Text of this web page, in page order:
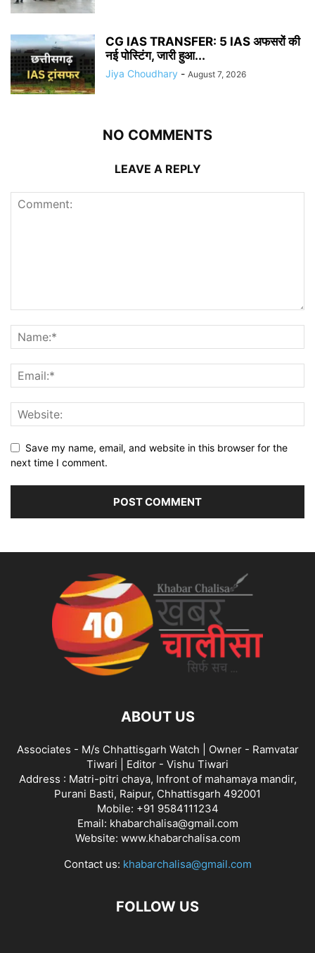
CG IAS TRANSFER: 5 IAS अफसरों की
नई पोस्टिंग, जारी हुआ...
Jiya Choudhary - August 7, 2026
NO COMMENTS
LEAVE A REPLY
Save my name, email, and website in this browser for the
next time I comment.
ABOUT US
Associates - M/s Chhattisgarh Watch | Owner - Ramvatar
Tiwari | Editor - Vishu Tiwari
Address : Matri-pitri chaya, Infront of mahamaya mandir,
Purani Basti, Raipur, Chhattisgarh 492001
Mobile: +91 9584111234
Email: khabarchalisa@gmail.com
Website: www.khabarchalisa.com
Contact us: khabarchalisa@gmail.com
FOLLOW US